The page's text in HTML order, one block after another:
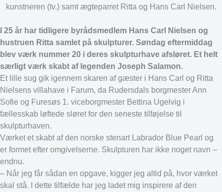
kunstneren (tv.) samt ægteparret Ritta og Hans Carl Nielsen.
I 25 år har tidligere byrådsmedlem Hans Carl Nielsen og
hustruen Ritta samlet på skulpturer. Søndag eftermiddag
blev værk nummer 20 i deres skulpturhave afsløret. Et helt
særligt værk skabt af legenden Joseph Salamon.
Et lille sug gik igennem skaren af gæster i Hans Carl og Ritta
Nielsens villahave i Farum, da Rudersdals borgmester Ann
Sofie og Furesøs 1. viceborgmester Bettina Ugelvig i
fællesskab løftede sløret for den seneste tilføjelse til
skulpturhaven.
Værket et skabt af den norske stenart Labrador Blue Pearl og
er formet efter omgivelserne. Skulpturen har ikke noget navn –
endnu.
– Når jeg får sådan en opgave, kigger jeg altid på, hvor værket
skal stå. I dette tilfælde har jeg ladet mig inspirere af den